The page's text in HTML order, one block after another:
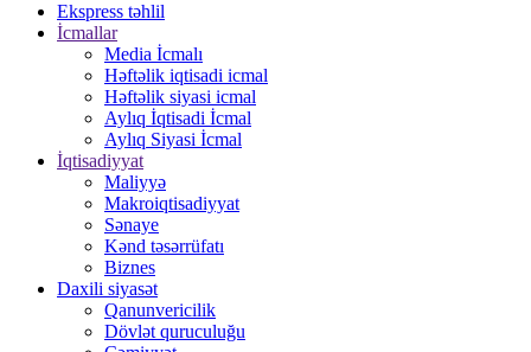
Ekspress təhlil
İcmallar
Media İcmalı
Həftəlik iqtisadi icmal
Həftəlik siyasi icmal
Aylıq İqtisadi İcmal
Aylıq Siyasi İcmal
İqtisadiyyat
Maliyyə
Makroiqtisadiyyat
Sənaye
Kənd təsərrüfatı
Biznes
Daxili siyasət
Qanunvericilik
Dövlət quruculuğu